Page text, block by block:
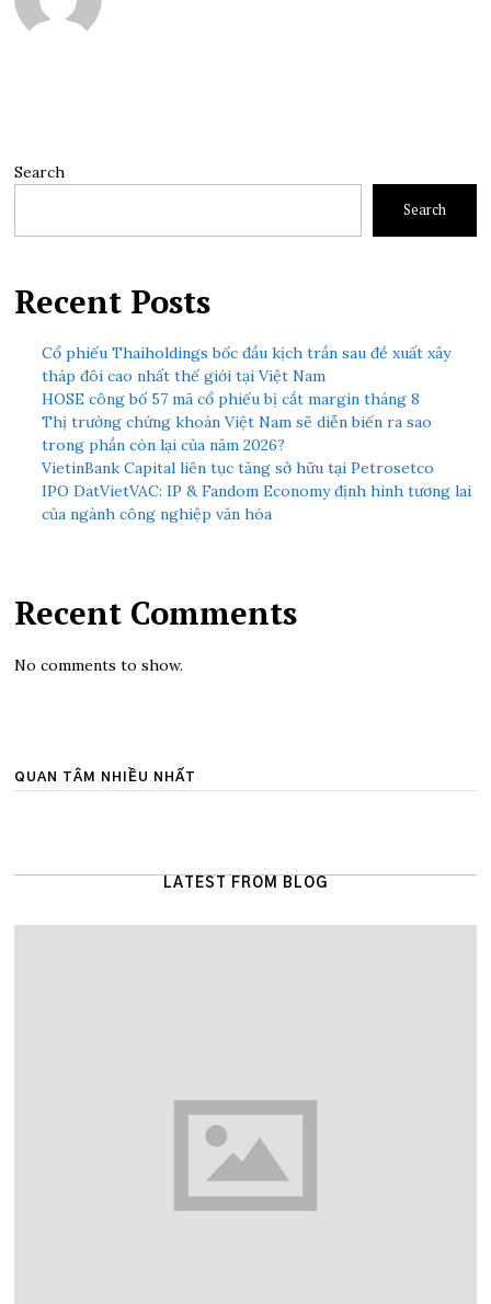
Search
Search
Recent Posts
Cổ phiếu Thaiholdings bốc đầu kịch trần sau đề xuất xây
tháp đôi cao nhất thế giới tại Việt Nam
HOSE công bố 57 mã cổ phiếu bị cắt margin tháng 8
Thị trường chứng khoán Việt Nam sẽ diễn biến ra sao
trong phần còn lại của năm 2026?
VietinBank Capital liên tục tăng sở hữu tại Petrosetco
IPO DatVietVAC: IP & Fandom Economy định hình tương lai
của ngành công nghiệp văn hóa
Recent Comments
No comments to show.
QUAN TÂM NHIỀU NHẤT
LATEST FROM BLOG